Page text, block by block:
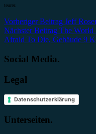
teurer.
Beitragsnavigation
Vorheriger Beitrag Jeff
Nächster Beitrag The World
Afraid To Die, Gebäude 9
Social Media.
Legal
Datenschutzerklärung
Unterseiten.